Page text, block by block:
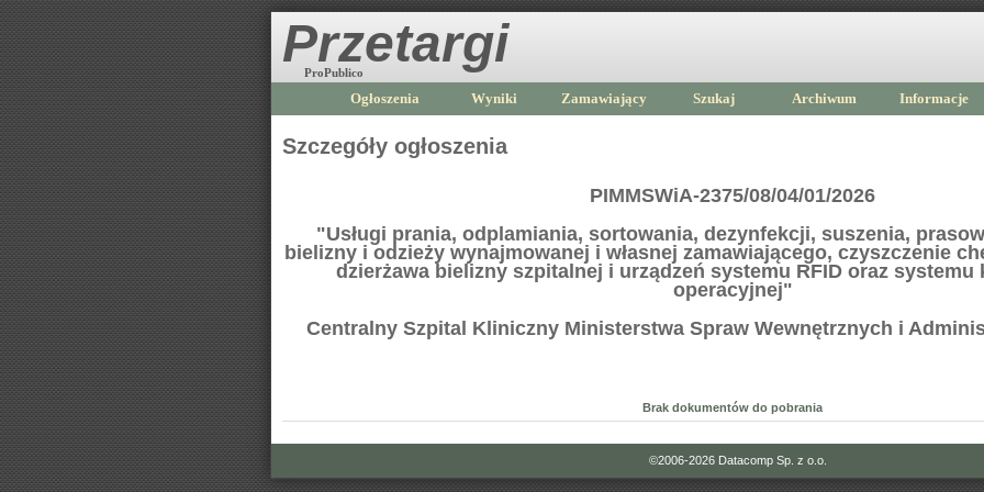
Przetargi
ProPublico
Ogłoszenia Wyniki Zamawiający Szukaj Archiwum Informacje
Szczegóły ogłoszenia
PIMMSWiA-2375/08/04/01/2026
"Usługi prania, odplamiania, sortowania, dezynfekcji, suszenia,
bielizny i odzieży wynajmowanej i własnej zamawiającego, czyszczenie
dzierżawa bielizny szpitalnej i urządzeń systemu RFID oraz
operacyjnej"
Centralny Szpital Kliniczny Ministerstwa Spraw Wewnętrznych i
Brak dokumentów do pobrania
©2006-2026 Datacomp Sp. z o.o.